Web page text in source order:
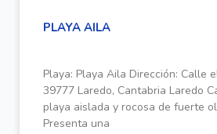
PLAYA AILA
Playa: Playa Aila Dirección: Calle
39777 Laredo, Cantabria Laredo
playa aislada y rocosa de fuerte
Presenta una